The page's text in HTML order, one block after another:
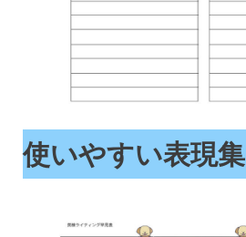
使いやすい表現集